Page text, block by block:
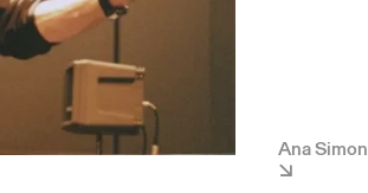
Ana Simon